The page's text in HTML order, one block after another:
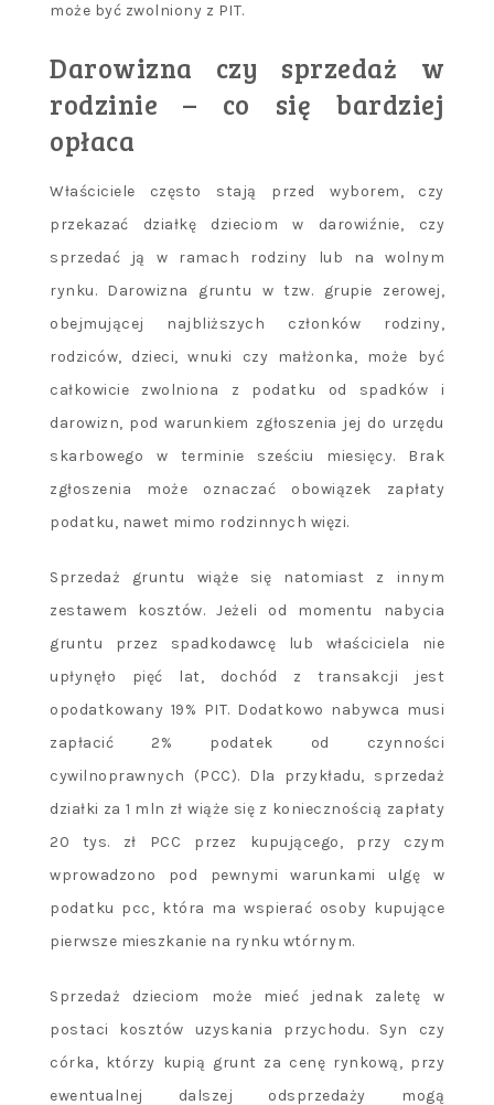
może być zwolniony z PIT.
Darowizna czy sprzedaż w
rodzinie – co się bardziej
opłaca
Właściciele często stają przed wyborem, czy
przekazać działkę dzieciom w darowiźnie, czy
sprzedać ją w ramach rodziny lub na wolnym
rynku. Darowizna gruntu w tzw. grupie zerowej,
obejmującej najbliższych członków rodziny,
rodziców, dzieci, wnuki czy małżonka, może być
całkowicie zwolniona z podatku od spadków i
darowizn, pod warunkiem zgłoszenia jej do urzędu
skarbowego w terminie sześciu miesięcy. Brak
zgłoszenia może oznaczać obowiązek zapłaty
podatku, nawet mimo rodzinnych więzi.
Sprzedaż gruntu wiąże się natomiast z innym
zestawem kosztów. Jeżeli od momentu nabycia
gruntu przez spadkodawcę lub właściciela nie
upłynęło pięć lat, dochód z transakcji jest
opodatkowany 19% PIT. Dodatkowo nabywca musi
zapłacić 2% podatek od czynności
cywilnoprawnych (PCC). Dla przykładu, sprzedaż
działki za 1 mln zł wiąże się z koniecznością zapłaty
20 tys. zł PCC przez kupującego, przy czym
wprowadzono pod pewnymi warunkami ulgę w
podatku pcc, która ma wspierać osoby kupujące
pierwsze mieszkanie na rynku wtórnym.
Sprzedaż dzieciom może mieć jednak zaletę w
postaci kosztów uzyskania przychodu. Syn czy
córka, którzy kupią grunt za cenę rynkową, przy
ewentualnej dalszej odsprzedaży mogą